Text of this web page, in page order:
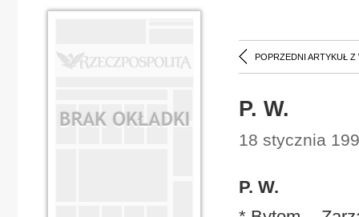
POPRZEDNI ARTYKUŁ Z
P. W.
18 stycznia
P. W.